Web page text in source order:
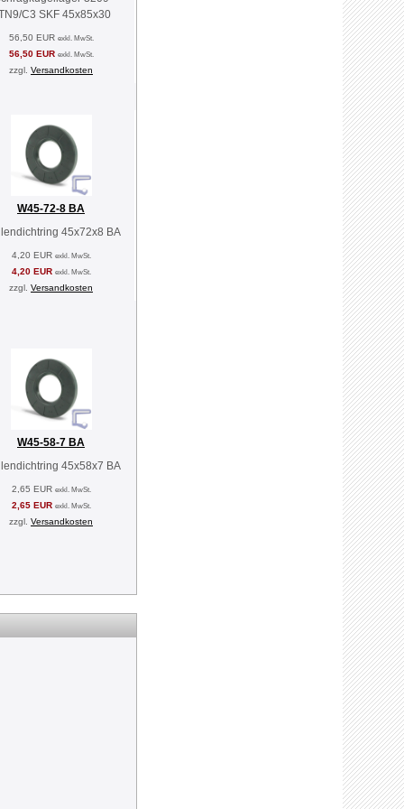
C3 SKF 45x85x30
56,50 EUR exkl. MwSt.
56,50 EUR exkl. MwSt.
zzgl. Versandkosten
W45-72-8 BA
45x72x8 BA
4,20 EUR exkl. MwSt.
4,20 EUR exkl. MwSt.
zzgl. Versandkosten
W45-58-7 BA
45x58x7 BA
2,65 EUR exkl. MwSt.
2,65 EUR exkl. MwSt.
zzgl. Versandkosten